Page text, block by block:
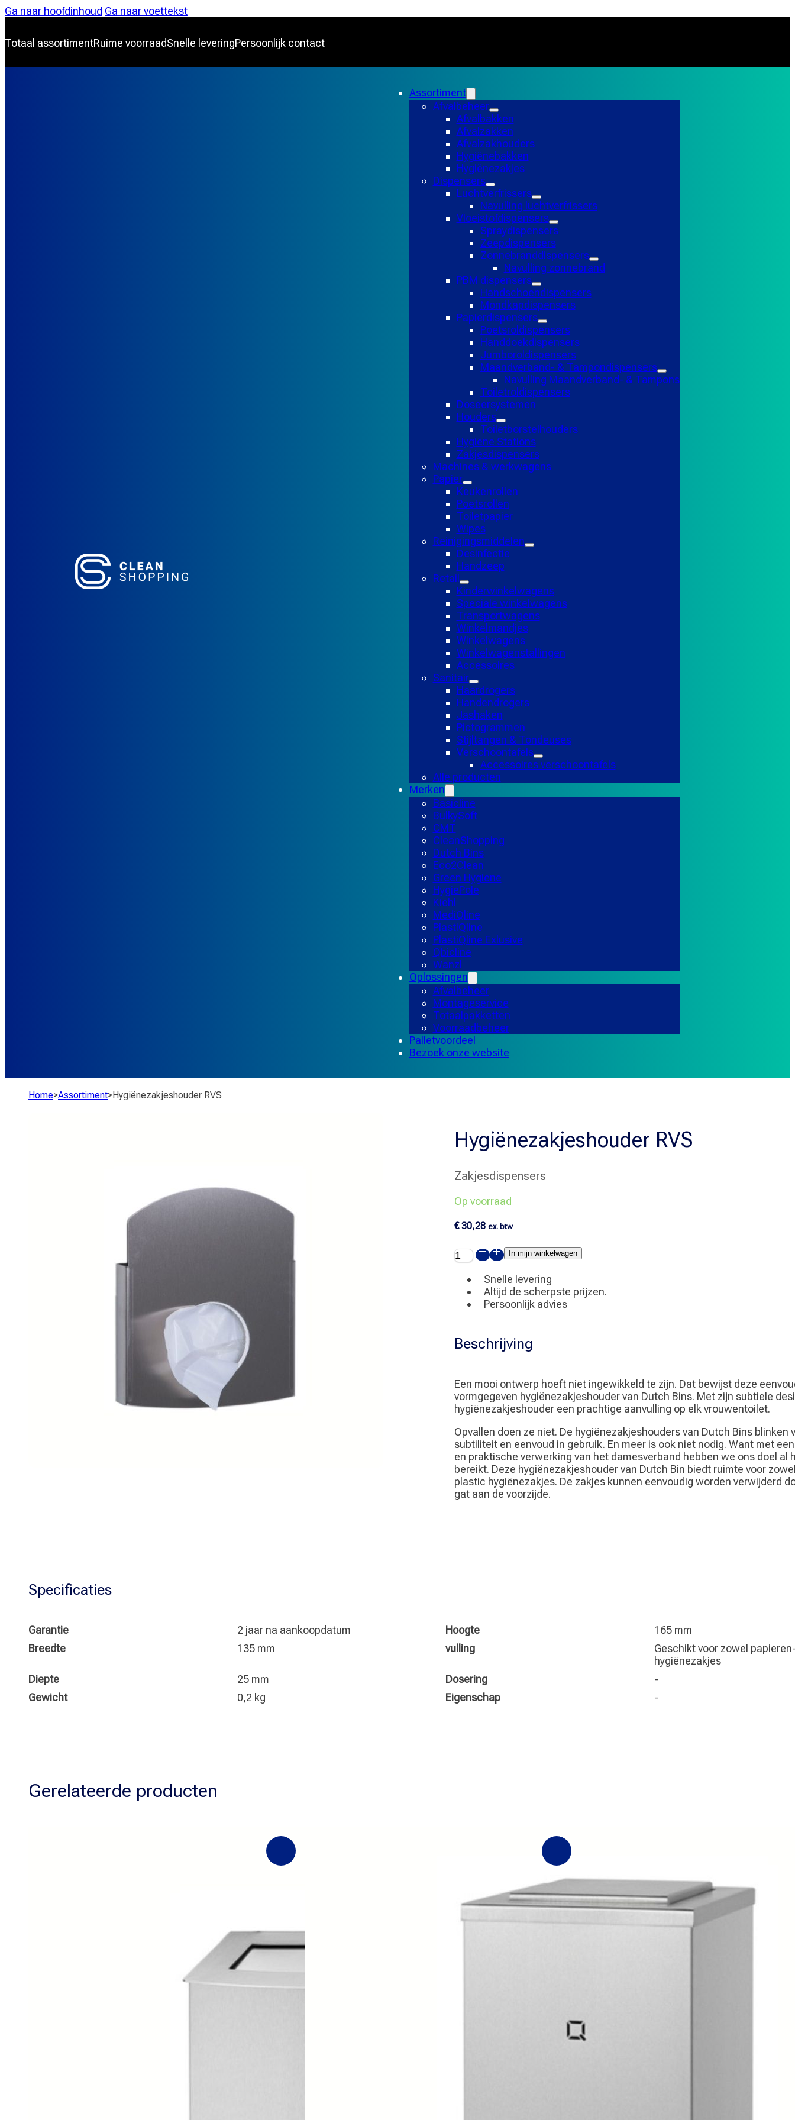
Ga naar hoofdinhoud Ga naar voettekst
Totaal assortimentRuime voorraadSnelle leveringPersoonlijk contact
Assortiment
Afvalbeheer
Afvalbakken
Afvalzakken
Afvalzakhouders
Hygiënebakken
Hygiënezakjes
Dispensers
Luchtverfrissers
Navulling luchtverfrissers
Vloeistofdispensers
Spraydispensers
Zeepdispensers
Zonnebranddispensers
Navulling zonnebrand
PBM dispensers
Handschoendispensers
Mondkapdispensers
Papierdispensers
Poetsroldispensers
Handdoekdispensers
Jumboroldispensers
Maandverband- & Tampondispensers
Navulling Maandverband- & Tampons
Toiletroldispensers
Doseersystemen
Houders
Toiletborstelhouders
Hygiëne Stations
Zakjesdispensers
Machines & werkwagens
Papier
Keukenrollen
Poetsrollen
Toiletpapier
Wipes
Reinigingsmiddelen
Desinfectie
Handzeep
Retail
Kinderwinkelwagens
Speciale winkelwagens
Transportwagens
Winkelmandjes
Winkelwagens
Winkelwagenstallingen
Accessoires
Sanitair
Haardrogers
Handendrogers
Jashaken
Pictogrammen
Stijltangen & Tondeuses
Verschoontafels
Accessoires verschoontafels
Alle producten
Merken
Basicline
BulkySoft
CMT
CleanShopping
Dutch Bins
Eco2Clean
Green Hygiene
HygiePole
Kiehl
MediQline
PlastiQline
PlastiQline Exlusive
Qbicline
Wanzl
Oplossingen
Afvalbeheer
Montageservice
Totaalpakketten
Voorraadbeheer
Palletvoordeel
Bezoek onze website
Home>Assortiment>Hygiënezakjeshouder RVS
Hygiënezakjeshouder RVS
Zakjesdispensers
Op voorraad
€30,28 ex. btw
Hygiënezakjeshouder
RVS
In mijn winkelwagen
Snelle levering
Altijd de scherpste prijzen.
Persoonlijk advies
Beschrijving
Een mooi ontwerp hoeft niet ingewikkeld te zijn. Dat bewijst deze
vormgegeven hygiënezakjeshouder van Dutch Bins. Met zijn subtiele
hygiënezakjeshouder een prachtige aanvulling op elk vrouwentoilet.
Opvallen doen ze niet. De hygiënezakjeshouders van Dutch Bins blinken
subtiliteit en eenvoud in gebruik. En meer is ook niet nodig. Want met
en praktische verwerking van het damesverband hebben we ons doel al
bereikt. Deze hygiënezakjeshouder van Dutch Bin biedt ruimte voor
plastic hygiënezakjes. De zakjes kunnen eenvoudig worden verwijderd
gat aan de voorzijde.
Specificaties
Garantie 2 jaar na aankoopdatum Hoogte
165 mm
Breedte
135 mm vulling
Geschikt voor zowel
hygiënezakjes
Diepte
25 mm Dosering
-
Gewicht
0,2 kg Eigenschap -
Gerelateerde producten